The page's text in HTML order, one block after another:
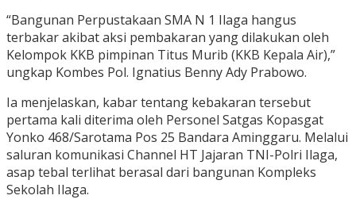
“Bangunan Perpustakaan SMA N 1 Ilaga hangus
terbakar akibat aksi pembakaran yang dilakukan oleh
Kelompok KKB pimpinan Titus Murib (KKB Kepala Air),”
ungkap Kombes Pol. Ignatius Benny Ady Prabowo.
Ia menjelaskan, kabar tentang kebakaran tersebut
pertama kali diterima oleh Personel Satgas Kopasgat
Yonko 468/Sarotama Pos 25 Bandara Aminggaru. Melalui
saluran komunikasi Channel HT Jajaran TNI-Polri Ilaga,
asap tebal terlihat berasal dari bangunan Kompleks
Sekolah Ilaga.